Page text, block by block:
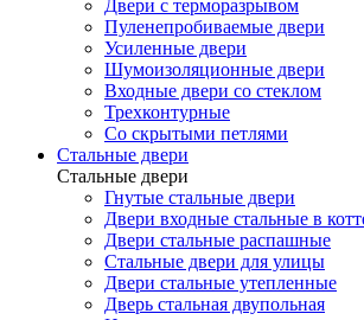
Двери с терморазрывом
Пуленепробиваемые двери
Усиленные двери
Шумоизоляционные двери
Входные двери со стеклом
Трехконтурные
Со скрытыми петлями
Стальные двери
Стальные двери
Гнутые стальные двери
Двери входные стальные в
Двери стальные распашные
Стальные двери для улицы
Двери стальные утепленные
Дверь стальная двупольная